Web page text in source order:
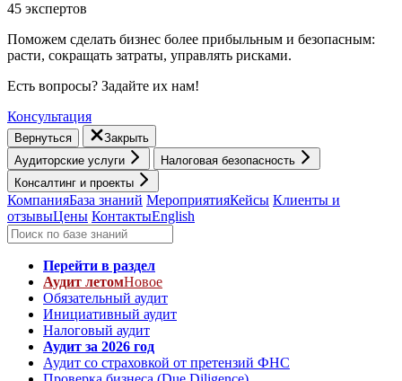
45 экспертов
Поможем сделать бизнес более прибыльным и безопасным:
расти, cокращать затраты, управлять рисками.
Есть вопросы? Задайте их нам!
Консультация
Вернуться
Закрыть
Аудиторские услуги
Налоговая безопасность
Консалтинг и проекты
КомпанияБаза знаний МероприятияКейсы Клиенты и
отзывыЦены КонтактыEnglish
Перейти в раздел
Аудит летомНовое
Обязательный аудит
Инициативный аудит
Налоговый аудит
Аудит за 2026 год
Аудит со страховкой от претензий ФНС